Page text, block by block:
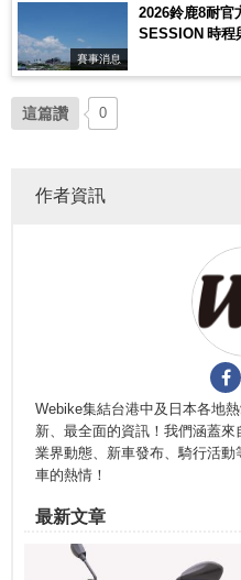
賽事消息
2026鈴鹿8耐官
SESSION 時程
這篇讚 0
作者資訊
Webike集結台港中及日本各地
新、最全面的資訊！我們涵蓋
業界動態、新車發布、騎行活
車的熱情！
最新文章